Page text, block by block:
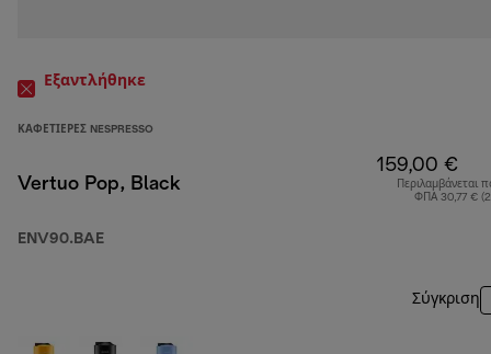
Εξαντλήθηκε
ΚΑΦΕΤΙΈΡΕΣ NESPRESSO
Vertuo Pop, Black
ENV90.BAE
159,00 €
Περιλαμβάνεται
ΦΠΑ 30,77 €
Σύγκριση